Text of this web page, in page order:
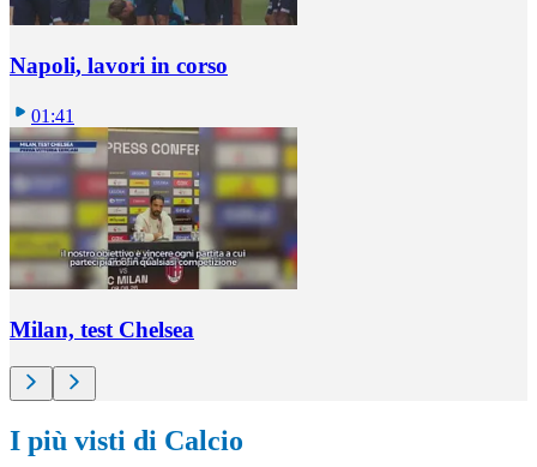
Napoli, lavori in corso
01:41
Milan, test Chelsea
I più visti di Calcio